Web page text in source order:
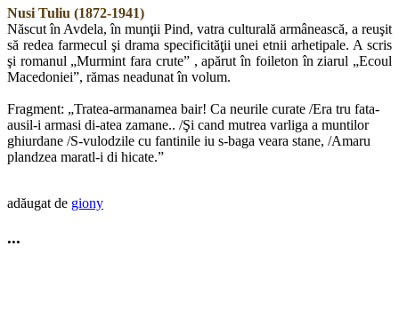
Nusi Tuliu (1872-1941)
Născut în Avdela, în munţii Pind, vatra culturală armânească, a reuşit
să redea farmecul şi drama specificităţii unei etnii arhetipale. A scris
şi romanul „Murmint fara crute” , apărut în foileton în ziarul „Ecoul
Macedoniei”, rămas neadunat în volum.
Fragment: „Tratea-armanamea bair! Ca neurile curate /Era tru fata-
ausil-i armasi di-atea zamane.. /Şi cand mutrea varliga a muntilor
ghiurdane /S-vulodzile cu fantinile iu s-baga veara stane, /Amaru
plandzea maratl-i di hicate.”
adăugat de giony
...